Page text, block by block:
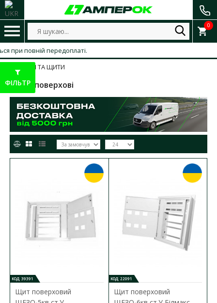
0
повній передоплаті.
БОКСИ ТА ЩИТИ
Щити поверхові
КОД: 39391
Щит поверховий
КОД: 22091
Щит поверховий
ФІЛЬТР